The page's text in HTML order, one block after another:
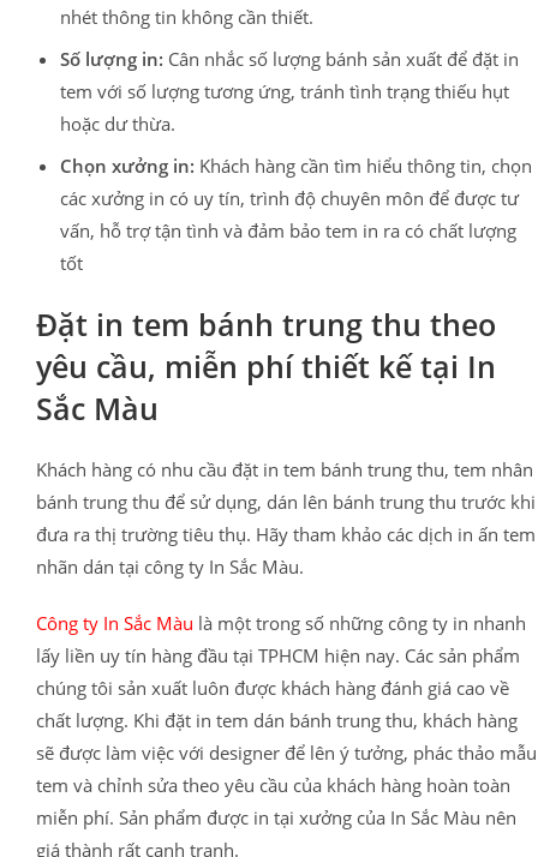
nhét thông tin không cần thiết.
Số lượng in: Cân nhắc số lượng bánh sản xuất để đặt in
tem với số lượng tương ứng, tránh tình trạng thiếu hụt
hoặc dư thừa.
Chọn xưởng in: Khách hàng cần tìm hiểu thông tin, chọn
các xưởng in có uy tín, trình độ chuyên môn để được tư
vấn, hỗ trợ tận tình và đảm bảo tem in ra có chất lượng
tốt
Đặt in tem bánh trung thu theo
yêu cầu, miễn phí thiết kế tại In
Sắc Màu
Khách hàng có nhu cầu đặt in tem bánh trung thu, tem nhân
bánh trung thu để sử dụng, dán lên bánh trung thu trước khi
đưa ra thị trường tiêu thụ. Hãy tham khảo các dịch in ấn tem
nhãn dán tại công ty In Sắc Màu.
Công ty In Sắc Màu là một trong số những công ty in nhanh
lấy liền uy tín hàng đầu tại TPHCM hiện nay. Các sản phẩm
chúng tôi sản xuất luôn được khách hàng đánh giá cao về
chất lượng. Khi đặt in tem dán bánh trung thu, khách hàng
sẽ được làm việc với designer để lên ý tưởng, phác thảo mẫu
tem và chỉnh sửa theo yêu cầu của khách hàng hoàn toàn
miễn phí. Sản phẩm được in tại xưởng của In Sắc Màu nên
giá thành rất cạnh tranh.